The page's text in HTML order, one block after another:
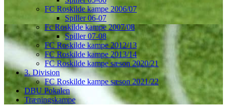
FC Roskilde kampe 2006/07
Spiller 06-07
Fc Roskilde kampe 2007/08
Spiller 07-08
FC Roskilde kampe 2012/13
FC Roskilde kampe 2013/14
FC Roskilde kampe sæson 2020/21
3. Division
FC Roskilde kampe sæson 2021/22
DBU Pokalen
Træningskampe